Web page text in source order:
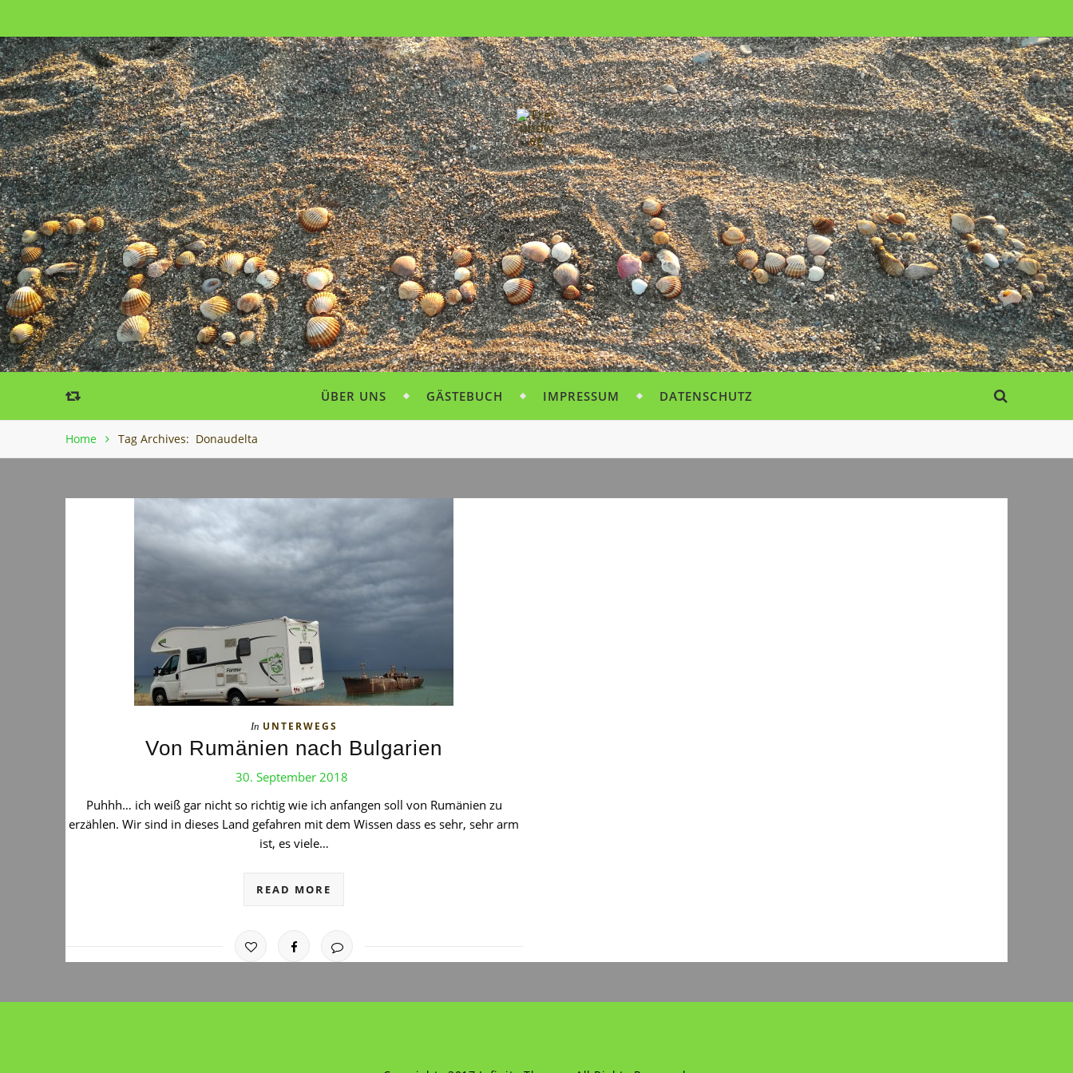
ÜBER UNS GÄSTEBUCH IMPRESSUM DATENSCHUTZ
Home Tag Archives: Donaudelta
In UNTERWEGS
Von Rumänien nach Bulgarien
30. September 2018
Puhhh… ich weiß gar nicht so richtig wie ich anfangen soll von Rumänien zu
erzählen. Wir sind in dieses Land gefahren mit dem Wissen dass es sehr, sehr arm
ist, es viele…
READ MORE